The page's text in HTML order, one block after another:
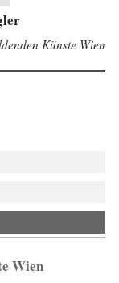
Künste Wien
Wien